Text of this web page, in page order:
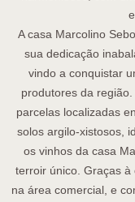
A casa Marcolino
sua dedicação
vindo a conquistar
produtores da
parcelas localizadas
solos argilo-xistosos,
os vinhos da casa
terroir único. Graças
na área comercial, e